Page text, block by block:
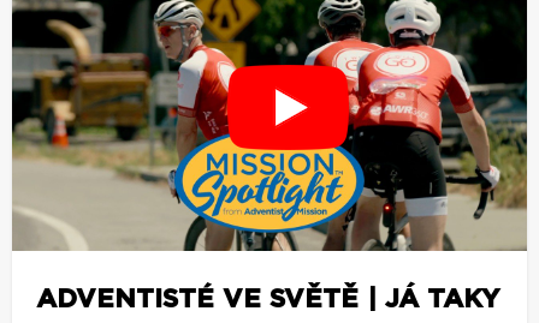
ADVENTISTÉ VE SVĚTĚ | JÁ TAKY